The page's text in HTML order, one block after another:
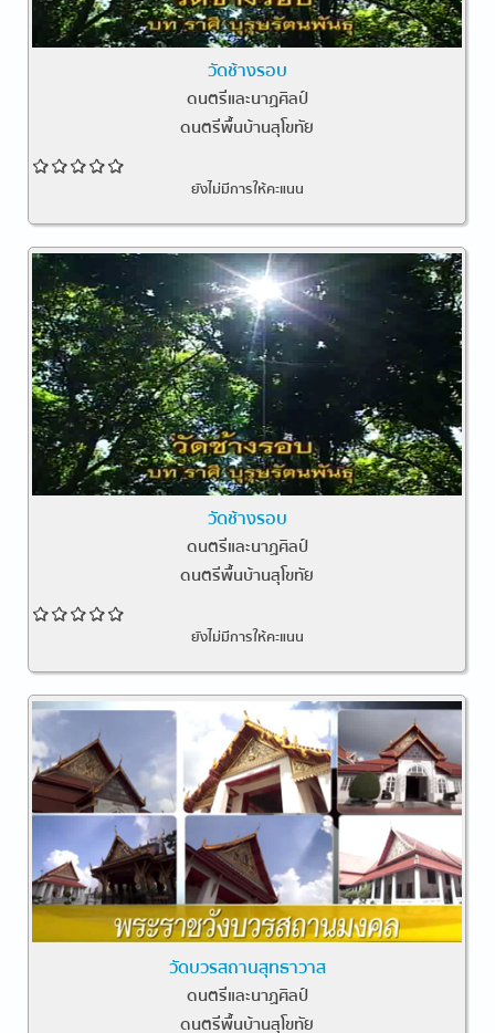
วัดช้างรอบ
ดนตรีและนาฏศิลป์
ดนตรีพื้นบ้านสุโขทัย
ยังไม่มีการให้คะแนน
วัดช้างรอบ
ดนตรีและนาฏศิลป์
ดนตรีพื้นบ้านสุโขทัย
ยังไม่มีการให้คะแนน
วัดบวรสถานสุทธาวาส
ดนตรีและนาฏศิลป์
ดนตรีพื้นบ้านสุโขทัย